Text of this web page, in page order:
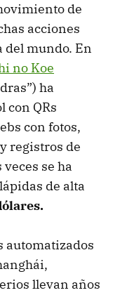
de
acciones
del mundo. En
no Koe
ha
con QRs
con fotos,
registros de
se ha
de alta
automatizados
llevan años